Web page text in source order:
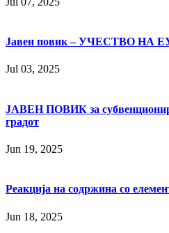
Јавен повик – УЧЕСТВО НА
Jul 03, 2025
ЈАВЕН ПОВИК за
градот
Jun 19, 2025
Реакција на содржина со
Jun 18, 2025